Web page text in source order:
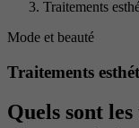
Traitements
Mode et beauté
Traitements
Quels sont